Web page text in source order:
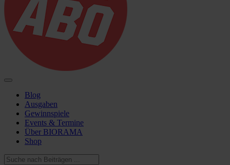
Blog
Ausgaben
Gewinnspiele
Events & Termine
Über BIORAMA
Shop